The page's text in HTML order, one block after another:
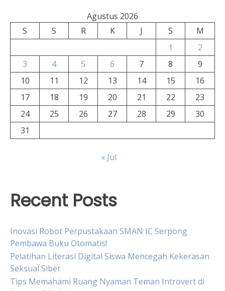
Agustus 2026
S
S R K J S
M
1
2
3
4 5 6 7 8
9
10
11 12 13 14 15
16
17
18 19 20 21 22
23
24
25 26 27 28 29
30
31
« Jul
Recent Posts
Inovasi Robot Perpustakaan SMAN IC Serpong
Pembawa Buku Otomatis!
Pelatihan Literasi Digital Siswa Mencegah Kekerasan
Seksual Siber
Tips Memahami Ruang Nyaman Teman Introvert di